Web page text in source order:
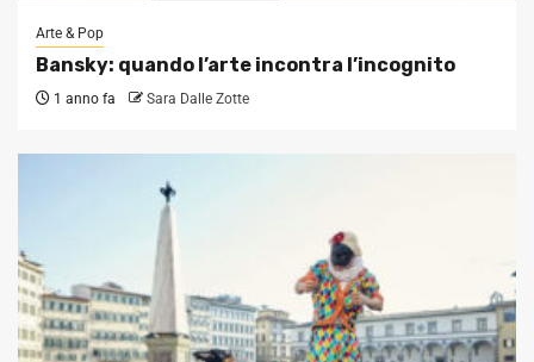
Arte & Pop
Bansky: quando l’arte incontra l’incognito
1 anno fa Sara Dalle Zotte